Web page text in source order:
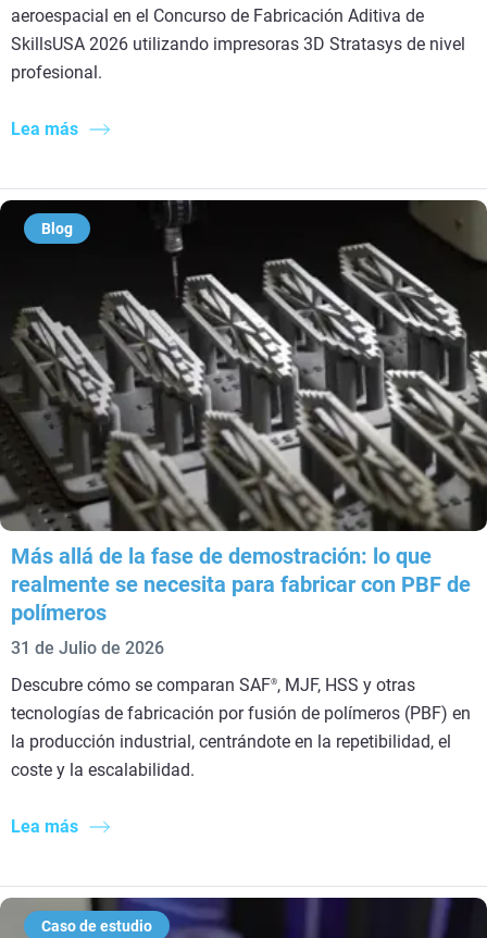
aeroespacial en el Concurso de Fabricación Aditiva de
SkillsUSA 2026 utilizando impresoras 3D Stratasys de nivel
profesional.
Lea más
Blog
Más allá de la fase de demostración: lo que
realmente se necesita para fabricar con PBF de
polímeros
31 de Julio de 2026
Descubre cómo se comparan SAF®, MJF, HSS y otras
tecnologías de fabricación por fusión de polímeros (PBF) en
la producción industrial, centrándote en la repetibilidad, el
coste y la escalabilidad.
Lea más
Caso de estudio